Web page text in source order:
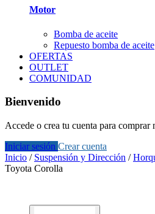
Motor
Bomba de aceite
Repuesto bomba de aceite
OFERTAS
OUTLET
COMUNIDAD
Bienvenido
Accede o crea tu cuenta para comprar
Iniciar sesión Crear cuenta
Inicio / Suspensión y Dirección /
Toyota Corolla